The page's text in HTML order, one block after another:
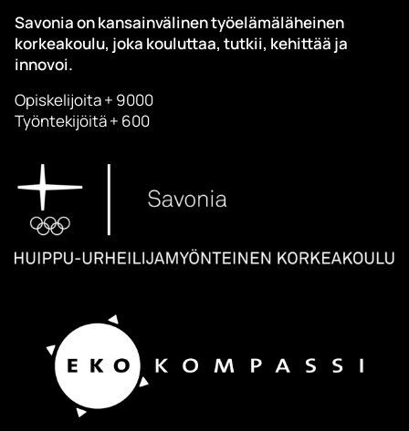
Savonia on kansainvälinen työelämäläheinen
korkeakoulu, joka kouluttaa, tutkii, kehittää ja
innovoi.
Opiskelijoita + 9000
Työntekijöitä + 600